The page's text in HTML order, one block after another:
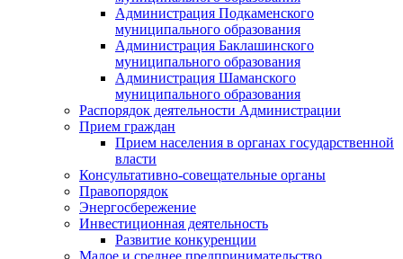
Администрация Подкаменского
муниципального образования
Администрация Баклашинского
муниципального образования
Администрация Шаманского
муниципального образования
Распорядок деятельности Администрации
Прием граждан
Прием населения в органах государственной
власти
Консультативно-совещательные органы
Правопорядок
Энергосбережение
Инвестиционная деятельность
Развитие конкуренции
Малое и среднее предпринимательство